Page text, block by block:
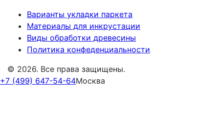
Варианты укладки паркета
Материалы для инкрустации
Виды обработки древесины
Политика конфеденциальности
© 2026. Все права защищены.
+7 (499) 647-54-64Москва